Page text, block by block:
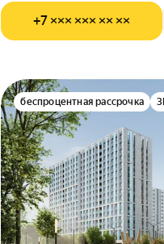
+7 ××× ××× ×× ××
беспроцентная рассрочка